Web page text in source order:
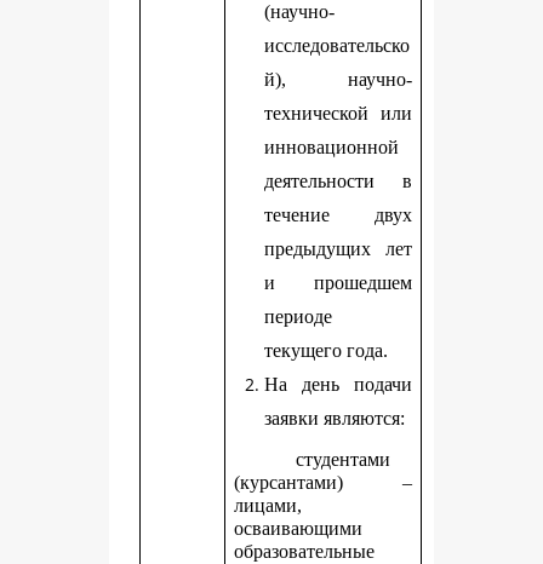
(научно-
исследовательско
й), научно-
технической или
инновационной
деятельности в
течение двух
предыдущих лет
и прошедшем
периоде
текущего года.
На день подачи
заявки являются:
студентами
(курсантами) –
лицами,
осваивающими
образовательные